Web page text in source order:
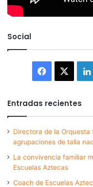
Social
Facebook
Entradas recientes
Directora de la Orquesta
agrupaciones de talla
La convivencia familiar
Escuelas Aztecas
Coach de Escuelas